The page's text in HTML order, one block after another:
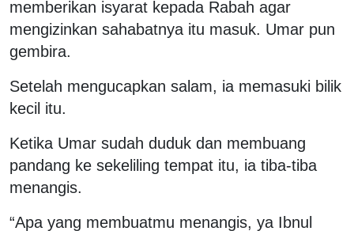
memberikan isyarat kepada Rabah agar
mengizinkan sahabatnya itu masuk. Umar pun
gembira.
Setelah mengucapkan salam, ia memasuki bilik
kecil itu.
Ketika Umar sudah duduk dan membuang
pandang ke sekeliling tempat itu, ia tiba-tiba
menangis.
“Apa yang membuatmu menangis, ya Ibnul